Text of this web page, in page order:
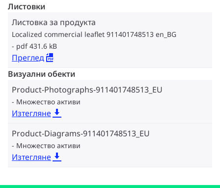
Листовки
Листовка за продукта
Localized commercial leaflet 911401748513 en_BG
pdf 431.6 kB
Преглед
Визуални обекти
Product-Photographs-911401748513_EU
Множество активи
Изтегляне
Product-Diagrams-911401748513_EU
Множество активи
Изтегляне